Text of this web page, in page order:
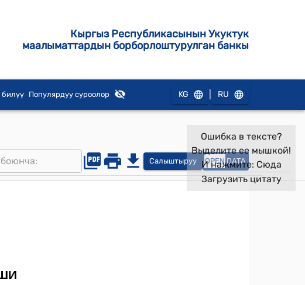
Кыргыз Республикасынын Укуктук
маалыматтардын борборлоштурулган банкы
Популярдуу суроолор KG RU
Салыштыруу OPEN DATA
Ошибка в тексте?
Выделите ее мышкой!
И нажмите: Сюда
Загрузить цитату